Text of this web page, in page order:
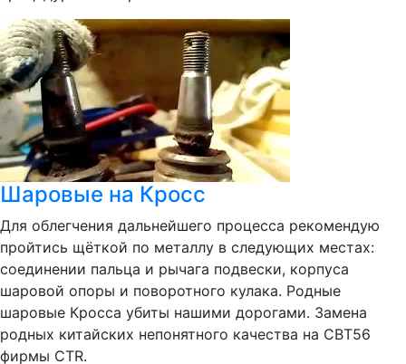
Шаровые на Кросс
Для облегчения дальнейшего процесса рекомендую
пройтись щёткой по металлу в следующих местах:
соединении пальца и рычага подвески, корпуса
шаровой опоры и поворотного кулака. Родные
шаровые Кросса убиты нашими дорогами. Замена
родных китайских непонятного качества на CBT56
фирмы CTR.